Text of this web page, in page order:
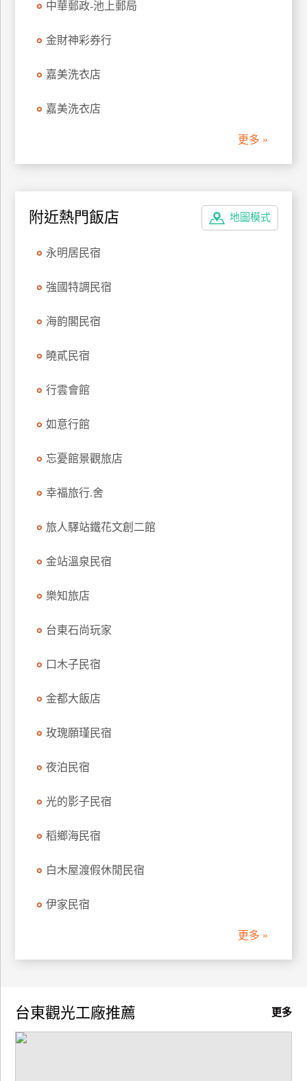
案
中華郵政-池上郵局
金財神彩券行
嘉美洗衣店
嘉美洗衣店
更多 »
地圖模式
附近熱門飯店
永明居民宿
強國特調民宿
海韵閣民宿
曉貳民宿
行雲會館
如意行館
忘憂館景觀旅店
幸福旅行.舍
旅人驛站鐵花文創二館
金站溫泉民宿
樂知旅店
台東石尚玩家
口木子民宿
金都大飯店
玫瑰願瑾民宿
夜泊民宿
光的影子民宿
稻鄉海民宿
白木屋渡假休閒民宿
伊家民宿
更多 »
更多
台東觀光工廠推薦